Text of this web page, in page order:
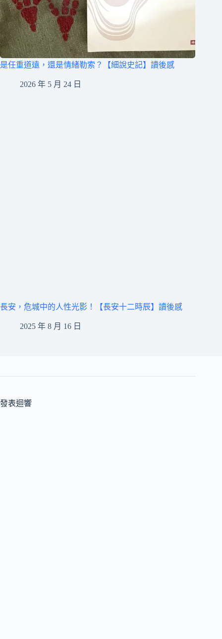
是任重道遠，還是情緒勒索？【細說史記】讀後感
2026 年 5 月 24 日
長安，危城中的人性光影！【長安十二時辰】讀後感
2025 年 8 月 16 日
發表迴響